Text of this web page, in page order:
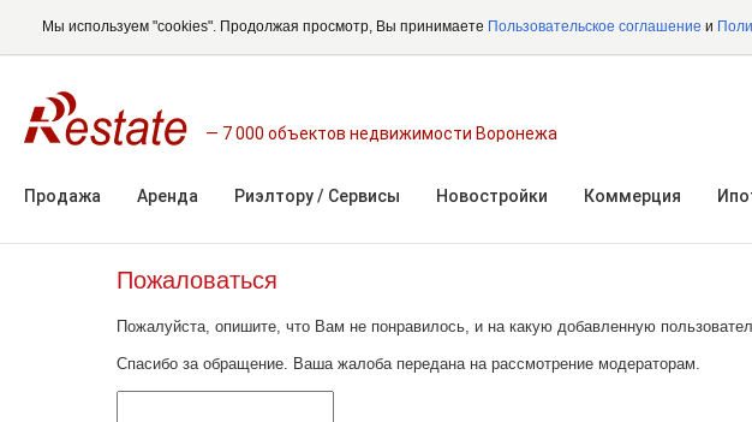
Мы используем "cookies". Продолжая просмотр, Вы принимаете Пользовательское соглашение и
7 000 объектов недвижимости Воронежа
Продажа Аренда Риэлтору / Сервисы Новостройки Коммерция
Пожаловаться
Пожалуйста, опишите, что Вам не понравилось, и на какую добавленную
Спасибо за обращение. Ваша жалоба передана на рассмотрение модераторам.